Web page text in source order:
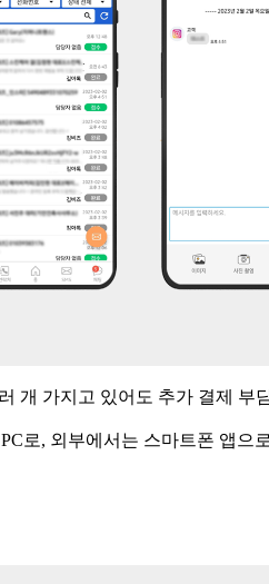
개 가지고 있어도 추가 결제 부
PC로, 외부에서는 스마트폰 앱으